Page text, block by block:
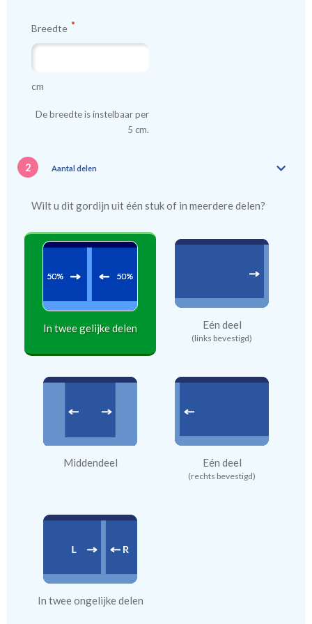
Breedte
cm
De breedte is instelbaar per
5 cm.
2 Aantal delen
Wilt u dit gordijn uit één stuk of in meerdere delen?
In twee gelijke delen Eén deel
(links bevestigd)
Middendeel Eén deel
(rechts bevestigd)
In twee ongelijke delen